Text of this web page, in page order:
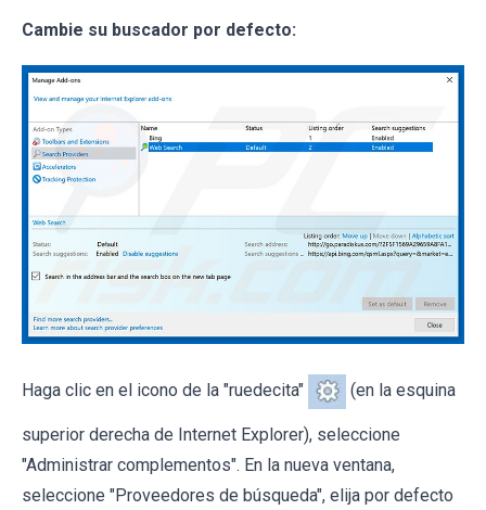
Cambie su buscador por defecto:
Haga clic en el icono de la "ruedecita" (en la esquina
superior derecha de Internet Explorer), seleccione
"Administrar complementos". En la nueva ventana,
seleccione "Proveedores de búsqueda", elija por defecto